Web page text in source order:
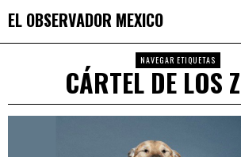
EL OBSERVADOR MEXICO
NAVEGAR ETIQUETAS
CÁRTEL DE LOS